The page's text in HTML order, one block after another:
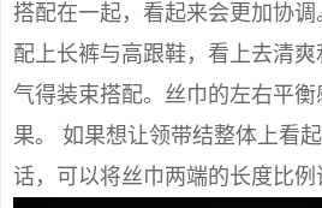
搭配在一起，看起来会更加协调
配上长裤与高跟鞋，看上去清
气得装束搭配。丝巾的左右平
果。 如果想让领带结整体上看
话，可以将丝巾两端的长度比例